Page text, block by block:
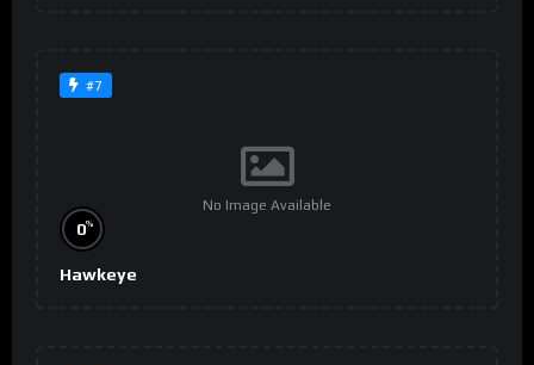
#7
No Image Available
0%
Hawkeye